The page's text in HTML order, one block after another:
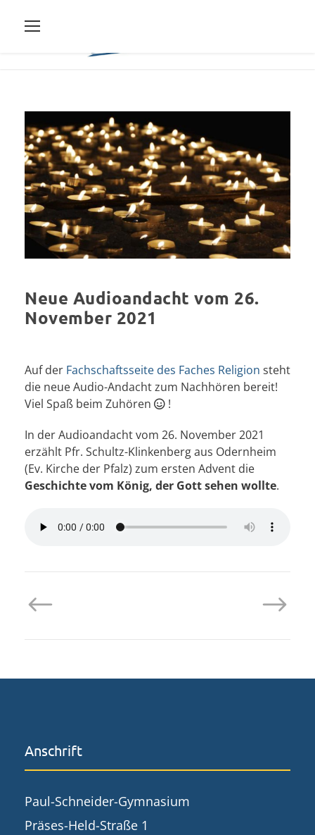
Neue Audioandacht vom 26.
November 2021
Auf der Fachschaftsseite des Faches Religion steht
die neue Audio-Andacht zum Nachhören bereit!
Viel Spaß beim Zuhören
!
In der Audioandacht vom 26. November 2021
erzählt Pfr. Schultz-Klinkenberg aus Odernheim
(Ev. Kirche der Pfalz) zum ersten Advent die
Geschichte vom König, der Gott sehen wollte.
Anschrift
Paul-Schneider-Gymnasium
Präses-Held-Straße 1